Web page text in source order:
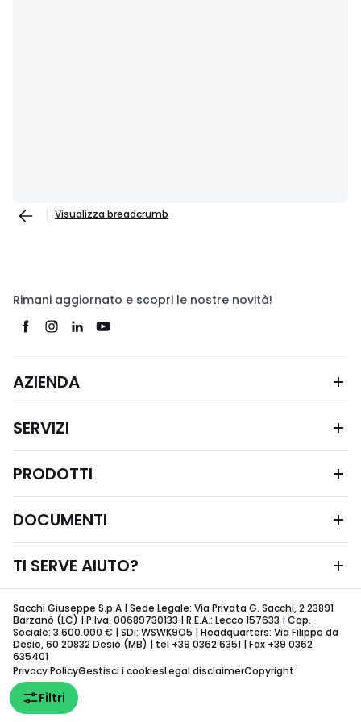
Filtri
Visualizza breadcrumb
Rimani aggiornato e scopri le nostre novità!
AZIENDA
SERVIZI
PRODOTTI
DOCUMENTI
TI SERVE AIUTO?
Sacchi Giuseppe S.p.A | Sede Legale: Via Privata G. Sacchi, 2 23891
Barzanò (LC) | P.Iva: 00689730133 | R.E.A.: Lecco 157633 | Cap.
Sociale: 3.600.000 € | SDI: WSWK9O5 | Headquarters: Via Filippo da
Desio, 60 20832 Desio (MB) | tel +39 0362 6351 | Fax +39 0362
635401
Privacy PolicyGestisci i cookiesLegal disclaimerCopyright